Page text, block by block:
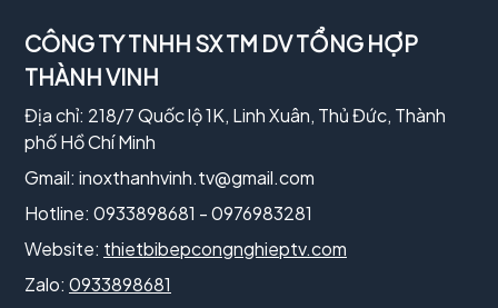
CÔNG TY TNHH SX TM DV TỔNG HỢP
THÀNH VINH
Địa chỉ: 218/7 Quốc lộ 1K, Linh Xuân, Thủ Đức, Thành
phố Hồ Chí Minh
Gmail: inoxthanhvinh.tv@gmail.com
Hotline: 0933898681 - 0976983281
Website: thietbibepcongnghieptv.com
Zalo: 0933898681